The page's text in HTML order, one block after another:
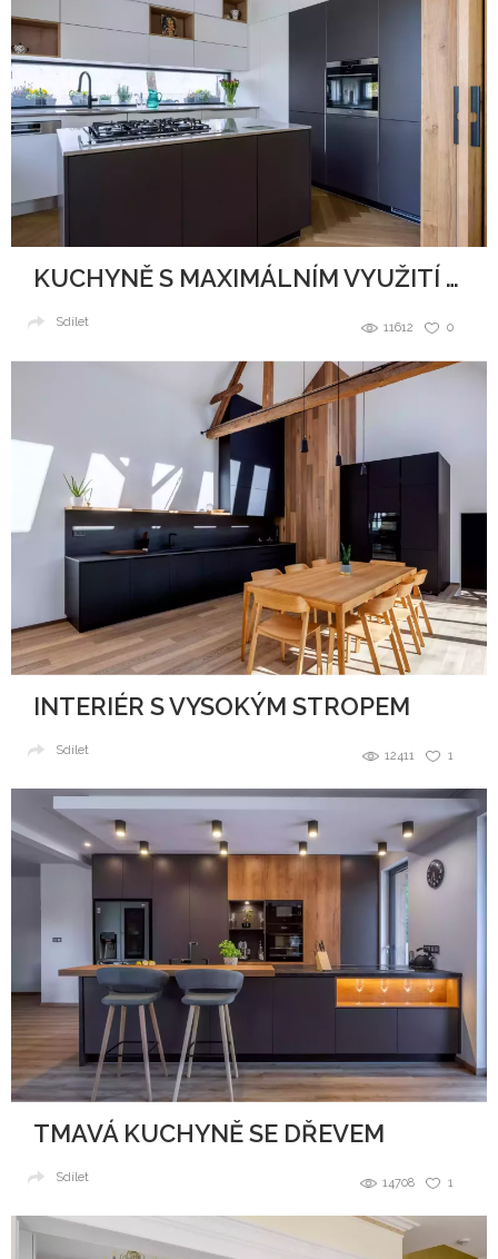
KUCHYNĚ S MAXIMÁLNÍM VYUŽITÍ PROSTORU
0
11612
Sdílet
INTERIÉR S VYSOKÝM STROPEM
1
12411
Sdílet
TMAVÁ KUCHYNĚ SE DŘEVEM
1
14708
Sdílet